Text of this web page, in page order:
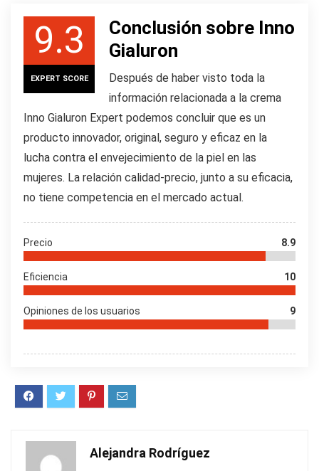
9.3
EXPERT SCORE
Conclusión sobre Inno
Gialuron
Después de haber visto toda la
información relacionada a la crema
Inno Gialuron Expert podemos concluir que es un
producto innovador, original, seguro y eficaz en la
lucha contra el envejecimiento de la piel en las
mujeres. La relación calidad-precio, junto a su eficacia,
no tiene competencia en el mercado actual.
Precio 8.9
Eficiencia 10
Opiniones de los usuarios 9
Alejandra Rodríguez